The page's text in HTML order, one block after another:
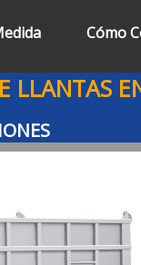
Cómo
LLANTAS